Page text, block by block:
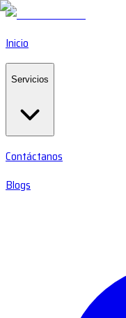
Inicio
Servicios
Contáctanos
Blogs